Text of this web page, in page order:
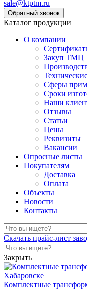
sale@ktptm.ru
Каталог продукции
О компании
Закуп ТМЦ
Сферы
Сроки
Наши
Отзывы
Статьи
Цены
Реквизиты
Вакансии
Опросные листы
Покупателям
Доставка
Оплата
Объекты
Новости
Контакты
Скачать прайс-лист
Закрыть
Комплектные